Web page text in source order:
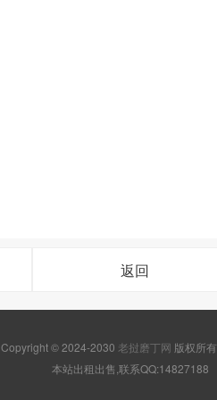
返回
Copyright © 2024-2030 老挝磨丁网 版权所有
本站出租出售,联系QQ:14827188